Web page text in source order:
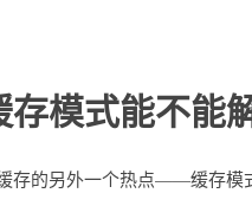
模式能不能
存的另外一个热点——缓存模